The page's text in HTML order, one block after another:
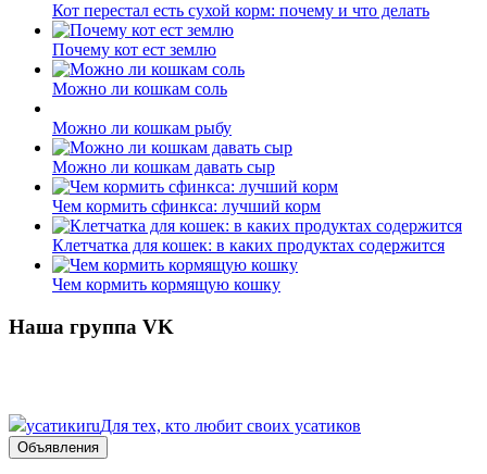
Кот перестал есть сухой корм: почему и что делать
Почему кот ест землю
Можно ли кошкам соль
Можно ли кошкам рыбу
Можно ли кошкам давать сыр
Чем кормить сфинкса: лучший корм
Клетчатка для кошек: в каких продуктах содержится
Чем кормить кормящую кошку
Наша группа VK
усатикиruДля тех, кто любит своих усатиков
Объявления